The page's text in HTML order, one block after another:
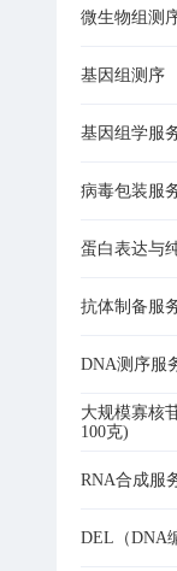
微生物组测
基因组测序
基因组学服
病毒包装服
蛋白表达与
抗体制备服
DNA测序服
大规模寡核
100克)
RNA合成服
DEL（DNA